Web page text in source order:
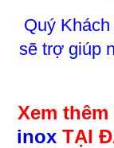
Quý
sẽ trợ giúp
Xem
inox TẠI